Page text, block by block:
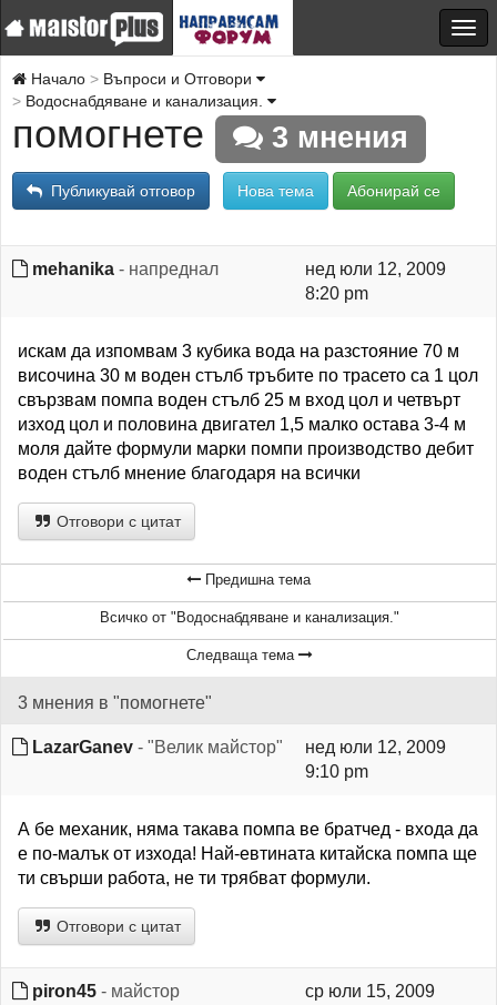
Начало
Въпроси и Отговори
Водоснабдяване и канализация.
помогнете 3 мнения
Публикувай отговор Нова тема Абонирай се
mehanika - напреднал
нед юли 12, 2009
8:20 pm
искам да изпомвам 3 кубика вода на разстояние 70 м
височина 30 м воден стълб тръбите по трасето са 1 цол
свързвам помпа воден стълб 25 м вход цол и четвърт
изход цол и половина двигател 1,5 малко остава 3-4 м
моля дайте формули марки помпи производство дебит
воден стълб мнение благодаря на всички
Отговори с цитат
Предишна тема
Всичко от "Водоснабдяване и канализация."
Следваща тема
3 мнения в "помогнете"
LazarGanev - "Велик майстор"
нед юли 12, 2009
9:10 pm
А бе механик, няма такава помпа ве братчед - входа да
е по-малък от изхода! Най-евтината китайска помпа ще
ти свърши работа, не ти трябват формули.
Отговори с цитат
piron45 - майстор
ср юли 15, 2009